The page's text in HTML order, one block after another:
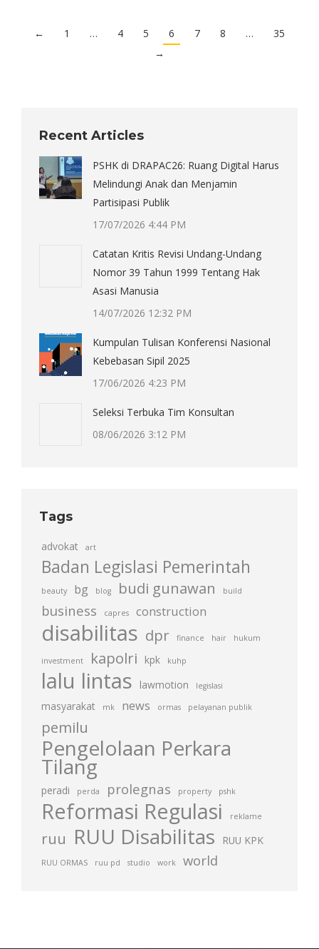
← 1 … 4 5 6 7 8 …
35
→
Recent Articles
PSHK di DRAPAC26: Ruang Digital Harus
Melindungi Anak dan Menjamin
Partisipasi Publik
17/07/2026 4:44 PM
Catatan Kritis Revisi Undang-Undang
Nomor 39 Tahun 1999 Tentang Hak
Asasi Manusia
14/07/2026 12:32 PM
Kumpulan Tulisan Konferensi Nasional
Kebebasan Sipil 2025
17/06/2026 4:23 PM
Seleksi Terbuka Tim Konsultan
08/06/2026 3:12 PM
Tags
advokat art
Badan Legislasi Pemerintah
beauty bg blog budi gunawan build
business capres construction
disabilitas dpr finance hair hukum
investment kapolri kpk kuhp
lalu lintas lawmotion legislasi
masyarakat mk news ormas pelayanan publik
pemilu
Pengelolaan Perkara
Tilang
peradi perda prolegnas property pshk
Reformasi Regulasi reklame
ruu RUU Disabilitas RUU KPK
RUU ORMAS ruu pd studio work world